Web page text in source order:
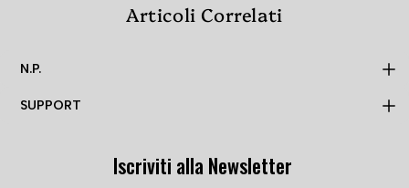
Articoli Correlati
N.P.
SUPPORT
PRIVACY POLICYIscriviti alla Newsletter